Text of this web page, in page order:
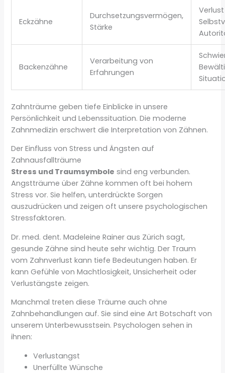
Eckzähne
Durchsetzungsvermögen,
Stärke
Backenzähne
Verarbeitung von
Erfahrungen
Zahnträume geben tiefe Einblicke in unsere
Persönlichkeit und Lebenssituation. Die moderne
Zahnmedizin erschwert die Interpretation von Zähnen.
Der Einfluss von Stress und Ängsten auf
Zahnausfallträume
Stress und Traumsymbole sind eng verbunden.
Angstträume über Zähne kommen oft bei hohem
Stress vor. Sie helfen, unterdrückte Sorgen
auszudrücken und zeigen oft unsere psychologischen
Stressfaktoren.
Dr. med. dent. Madeleine Rainer aus Zürich sagt,
gesunde Zähne sind heute sehr wichtig. Der Traum
vom Zahnverlust kann tiefe Bedeutungen haben. Er
kann Gefühle von Machtlosigkeit, Unsicherheit oder
Verlustängste zeigen.
Manchmal treten diese Träume auch ohne
Zahnbehandlungen auf. Sie sind eine Art Botschaft von
unserem Unterbewusstsein. Psychologen sehen in
ihnen:
Verlustangst
Unerfüllte Wünsche